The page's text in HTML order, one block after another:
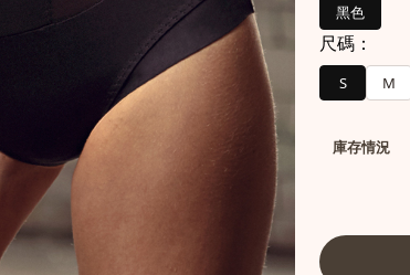
黑色
尺碼：
S M
庫存情況